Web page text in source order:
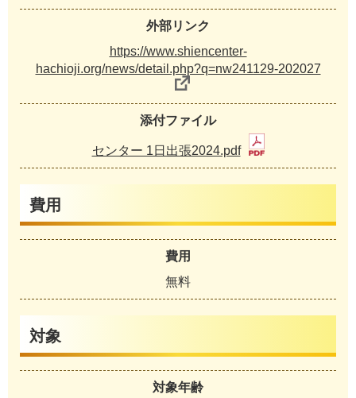
外部リンク
https://www.shiencenter-
hachioji.org/news/detail.php?q=nw241129-202027
添付ファイル
センター 1日出張2024.pdf
費用
費用
無料
対象
対象年齢